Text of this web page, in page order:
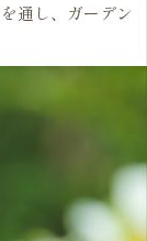
通し、ガーデン